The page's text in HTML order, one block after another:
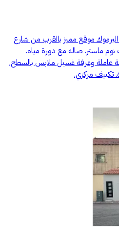
موقع مميز بالقرب من شارع
الأول مكون من: 2 غرف نوم ماستر. صاله مع دورة مياه.
وغرفة غسيل ملابس بالسطح.
تكييف مركزي.